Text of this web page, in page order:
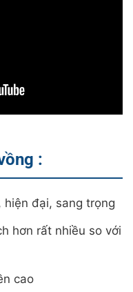
:
hiện đại, sang trọng
hơn rất nhiều so với
cao